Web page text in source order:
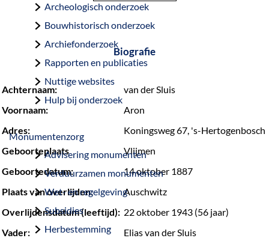
Archeologisch onderzoek
Bouwhistorisch onderzoek
Archiefonderzoek
Rapporten en publicaties
Nuttige websites
Hulp bij onderzoek
Monumentenzorg
Advisering monumenten
Verduurzamen monumenten
Wet- en regelgeving
Subsidies
Herbestemming
Biografie
Achternaam:
van der Sluis
Voornaam:
Aron
Adres:
Koningsweg 67, 's-Hertogenbosch
Geboorteplaats
Vlijmen
Geboortedatum:
14 oktober 1887
Plaats van overlijden:
Auschwitz
Overlijdensdatum (leeftijd): 22 oktober 1943 (56 jaar)
Vader:
Elias van der Sluis